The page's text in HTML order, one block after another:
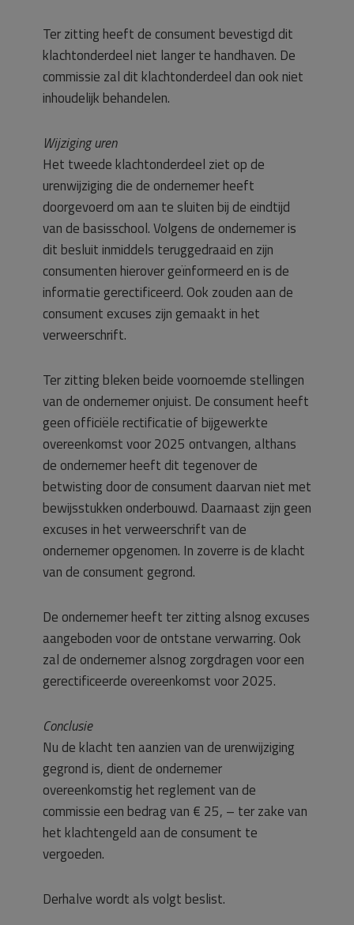
Ter zitting heeft de consument bevestigd dit
klachtonderdeel niet langer te handhaven. De
commissie zal dit klachtonderdeel dan ook niet
inhoudelijk behandelen.
Wijziging uren
Het tweede klachtonderdeel ziet op de
urenwijziging die de ondernemer heeft
doorgevoerd om aan te sluiten bij de eindtijd
van de basisschool. Volgens de ondernemer is
dit besluit inmiddels teruggedraaid en zijn
consumenten hierover geïnformeerd en is de
informatie gerectificeerd. Ook zouden aan de
consument excuses zijn gemaakt in het
verweerschrift.
Ter zitting bleken beide voornoemde stellingen
van de ondernemer onjuist. De consument heeft
geen officiële rectificatie of bijgewerkte
overeenkomst voor 2025 ontvangen, althans
de ondernemer heeft dit tegenover de
betwisting door de consument daarvan niet met
bewijsstukken onderbouwd. Daarnaast zijn geen
excuses in het verweerschrift van de
ondernemer opgenomen. In zoverre is de klacht
van de consument gegrond.
De ondernemer heeft ter zitting alsnog excuses
aangeboden voor de ontstane verwarring. Ook
zal de ondernemer alsnog zorgdragen voor een
gerectificeerde overeenkomst voor 2025.
Conclusie
Nu de klacht ten aanzien van de urenwijziging
gegrond is, dient de ondernemer
overeenkomstig het reglement van de
commissie een bedrag van € 25, – ter zake van
het klachtengeld aan de consument te
vergoeden.
Derhalve wordt als volgt beslist.